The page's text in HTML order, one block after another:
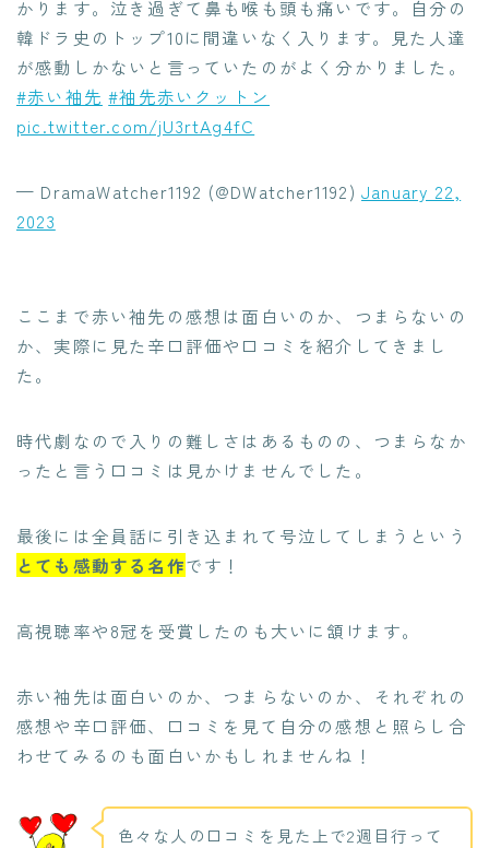
かります。泣き過ぎて鼻も喉も頭も痛いです。自分の
韓ドラ史のトップ10に間違いなく入ります。見た人達
が感動しかないと言っていたのがよく分かりました。
#赤い袖先 #袖先赤いクットン
pic.twitter.com/jU3rtAg4fC
— DramaWatcher1192 (@DWatcher1192)January 22,
2023
ここまで赤い袖先の感想は面白いのか、つまらないの
か、実際に見た辛口評価や口コミを紹介してきまし
た。
時代劇なので入りの難しさはあるものの、つまらなか
ったと言う口コミは見かけませんでした。
最後には全員話に引き込まれて号泣してしまう という
とても感動する名作です！
高視聴率や8冠を受賞したのも大いに頷けます。
赤い袖先は面白いのか、つまらないのか、それぞれの
感想や辛口評価、口コミを見て自分の感想と照らし合
わせてみるのも面白いかもしれませんね！
色々な人の口コミを見た上で2週目行って